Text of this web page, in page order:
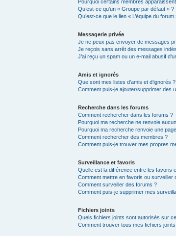
Pourquoi certains membres
Qu’est-ce qu’un « Groupe par défaut » ?
Qu’est-ce que le lien « L’équipe du forum
Messagerie privée
Je ne peux pas envoyer de messages
Je reçois sans arrêt des messages
J’ai reçu un spam ou un e-mail abusif
Amis et ignorés
Que sont mes listes d’amis et d’ignorés ?
Comment puis-je ajouter/supprimer des
Recherche dans les forums
Comment rechercher dans les forums ?
Pourquoi ma recherche ne renvoie
Pourquoi ma recherche renvoie une
Comment rechercher des membres ?
Comment puis-je trouver mes propres
Surveillance et favoris
Quelle est la différence entre les favoris
Comment mettre en favoris ou surveiller
Comment surveiller des forums ?
Comment puis-je supprimer mes
Fichiers joints
Quels fichiers joints sont autorisés sur
Comment trouver tous mes fichiers